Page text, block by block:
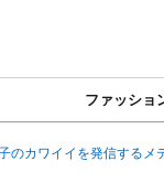
ファッショ
のカワイイを発信するメ